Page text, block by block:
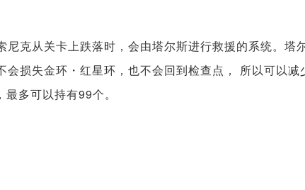
克从关卡上跌落时，会由塔尔斯进行救援的系统。塔
会损失金环・红星环，也不会回到检查点， 所以可以减
多可以持有99个。